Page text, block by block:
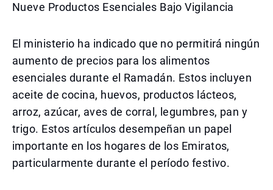
Nueve Productos Esenciales Bajo Vigilancia
El ministerio ha indicado que no permitirá ningún
aumento de precios para los alimentos
esenciales durante el Ramadán. Estos incluyen
aceite de cocina, huevos, productos lácteos,
arroz, azúcar, aves de corral, legumbres, pan y
trigo. Estos artículos desempeñan un papel
importante en los hogares de los Emiratos,
particularmente durante el período festivo.